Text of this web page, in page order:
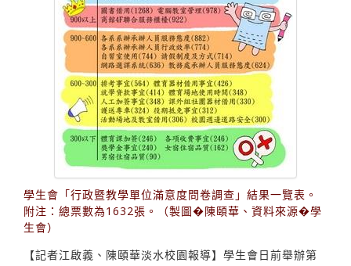
學生會「行政暨教學單位滿意度問卷調查」結果一覽表。
附注：總票數為1632張。（製圖�陳頤華、資料來源�學
生會）
【記者江啟義、陳頤華淡水校園報導】學生會日前舉辦第